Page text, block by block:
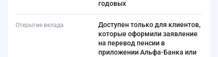
годовых
Открытие вклада
Доступен только для клиентов,
которые оформили заявление
на перевод пенсии в
приложении Альфа-Банка или